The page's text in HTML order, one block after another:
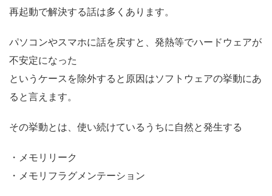
再起動で解決する話は多くあります。
パソコンやスマホに話を戻すと、発熱等でハードウェアが
不安定になった
というケースを除外すると原因はソフトウェアの挙動にあ
ると言えます。
その挙動とは、使い続けているうちに自然と発生する
・メモリリーク
・メモリフラグメンテーション